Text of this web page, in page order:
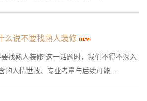
么说不要找熟人装修
找熟人装修”这一话题时，我们不得不深入
的人情世故、专业考量与后续可能...